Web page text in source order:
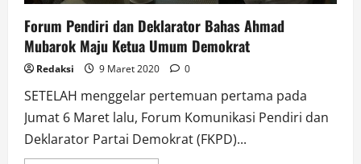
Forum Pendiri dan Deklarator Bahas Ahmad
Mubarok Maju Ketua Umum Demokrat
Redaksi 9 Maret 2020 0
SETELAH menggelar pertemuan pertama pada
Jumat 6 Maret lalu, Forum Komunikasi Pendiri dan
Deklarator Partai Demokrat (FKPD)...